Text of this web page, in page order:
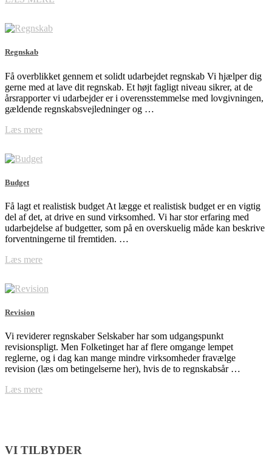
Regnskab
Få overblikket gennem et solidt udarbejdet regnskab Vi hjælper dig
gerne med at lave dit regnskab. Et højt fagligt niveau sikrer, at de
årsrapporter vi udarbejder er i overensstemmelse med lovgivningen,
gældende regnskabsvejledninger og …
Læs mere
Budget
Få lagt et realistisk budget At lægge et realistisk budget er en vigtig
del af det, at drive en sund virksomhed. Vi har stor erfaring med
udarbejdelse af budgetter, som på en overskuelig måde kan beskrive
forventningerne til fremtiden. …
Læs mere
Revision
Vi reviderer regnskaber Selskaber har som udgangspunkt
revisionspligt. Men Folketinget har af flere omgange lempet
reglerne, og i dag kan mange mindre virksomheder fravælge
revision (læs om betingelserne her), hvis de to regnskabsår …
Læs mere
VI TILBYDER